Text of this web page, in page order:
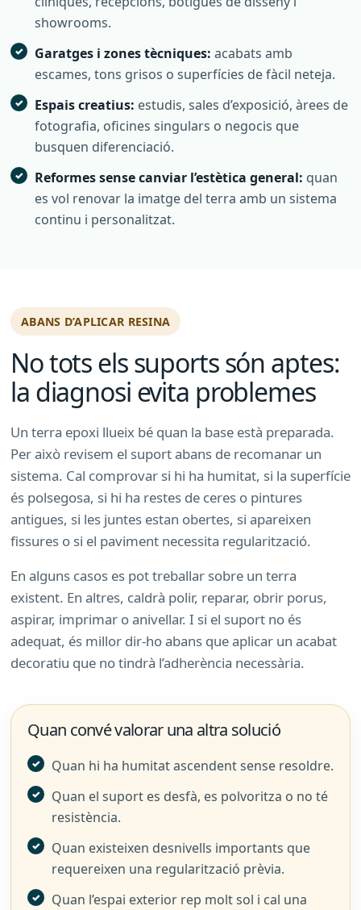
showrooms.
Garatges i zones tècniques: acabats amb
escames, tons grisos o superfícies de fàcil neteja.
Espais creatius: estudis, sales d’exposició, àrees de
fotografia, oficines singulars o negocis que
busquen diferenciació.
Reformes sense canviar l’estètica general: quan
es vol renovar la imatge del terra amb un sistema
continu i personalitzat.
ABANS D’APLICAR RESINA
No tots els suports són aptes:
la diagnosi evita problemes
Un terra epoxi llueix bé quan la base està preparada.
Per això revisem el suport abans de recomanar un
sistema. Cal comprovar si hi ha humitat, si la superfície
és polsegosa, si hi ha restes de ceres o pintures
antigues, si les juntes estan obertes, si apareixen
fissures o si el paviment necessita regularització.
En alguns casos es pot treballar sobre un terra
existent. En altres, caldrà polir, reparar, obrir porus,
aspirar, imprimar o anivellar. I si el suport no és
adequat, és millor dir-ho abans que aplicar un acabat
decoratiu que no tindrà l’adherència necessària.
Quan convé valorar una altra solució
Quan hi ha humitat ascendent sense resoldre.
Quan el suport es desfà, es polvoritza o no té
resistència.
Quan existeixen desnivells importants que
requereixen una regularització prèvia.
Quan l’espai exterior rep molt sol i cal una